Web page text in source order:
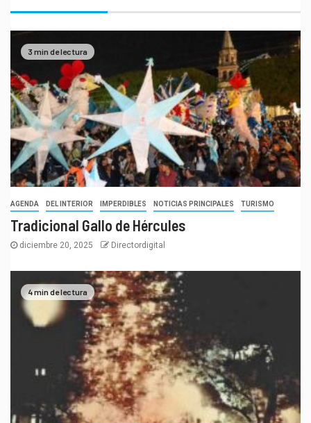
3 min de lectura
AGENDA DEL INTERIOR IMPERDIBLES NOTICIAS PRINCIPALES TURISMO
Tradicional Gallo de Hércules
diciembre 20, 2025 Directordigital
4 min de lectura